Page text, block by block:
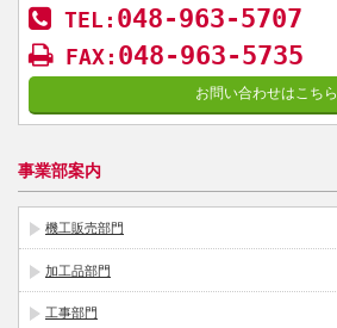
TEL: 048-963-5707
FAX: 048-963-5735
お問い合わせはこちら
事業部案内
機工販売部門
加工品部門
工事部門